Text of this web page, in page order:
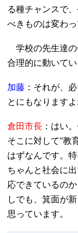
る種チャンスで
べきものは変わっ
学校の先生達の
合理的に動いて
加藤 ：それが、
とにもなりますよ
倉田市長 ：はい
そこに対して“教
はずなんです。
ちゃんと社会に
応できているの
しでも、箕面が
思っています。